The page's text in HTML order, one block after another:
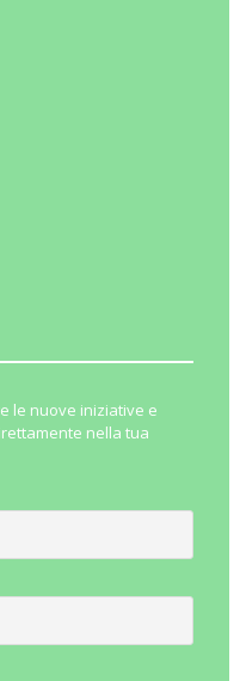
le nuove iniziative e
nella tua